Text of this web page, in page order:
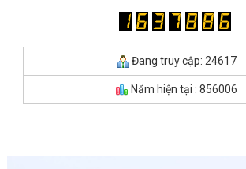
Đang truy cập: 24617
Năm hiện tại : 856006